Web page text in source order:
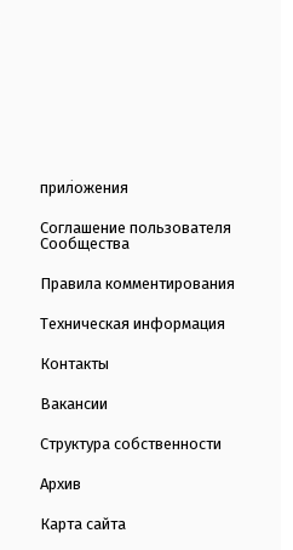
приложения
Соглашение пользователя
Сообщества
Правила комментирования
Техническая информация
Контакты
Вакансии
Структура собственности
Архив
Карта сайта